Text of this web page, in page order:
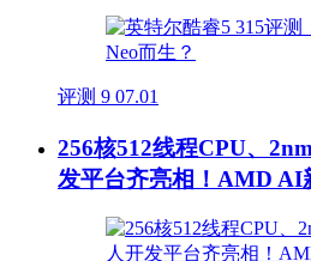
评测 9 07.01
256核512线程CPU、
发平台齐亮相！AMD AI